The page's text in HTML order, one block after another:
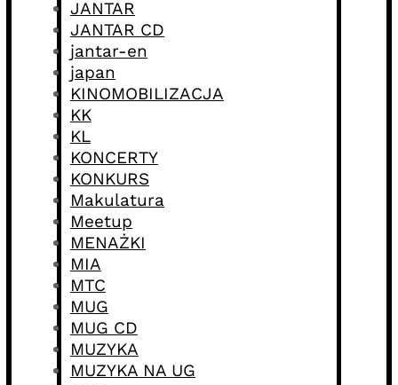
JANTAR
JANTAR CD
jantar-en
japan
KINOMOBILIZACJA
KK
KL
KONCERTY
KONKURS
Makulatura
Meetup
MENAŻKI
MIA
MTC
MUG
MUG CD
MUZYKA
MUZYKA NA UG